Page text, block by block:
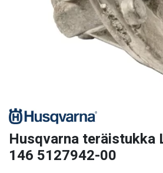
Husqvarna teräistukka
146 5127942-00